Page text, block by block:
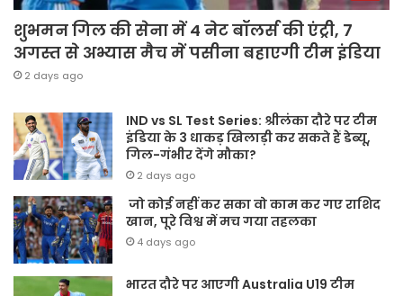
शुभमन गिल की सेना में 4 नेट बॉलर्स की एंट्री, 7
अगस्त से अभ्यास मैच में पसीना बहाएगी टीम इंडिया
2 days ago
IND vs SL Test Series: श्रीलंका दौरे पर टीम
इंडिया के 3 धाकड़ खिलाड़ी कर सकते हैं डेब्यू,
गिल-गंभीर देंगे मौका?
2 days ago
जो कोई नहीं कर सका वो काम कर गए राशिद
खान, पूरे विश्व में मच गया तहलका
4 days ago
भारत दौरे पर आएगी Australia U19 टीम